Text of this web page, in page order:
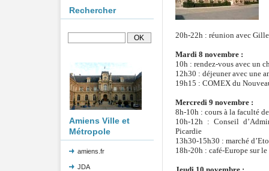
Rechercher
Amiens Ville et
Métropole
amiens.fr
JDA
20h-22h : réunion avec
Mardi 8 novembre :
10h : rendez-vous avec un
12h30 : déjeuner avec une
19h15 : COMEX du
Mercredi 9 novembre :
8h-10h : cours à la faculté
10h-12h : Conseil
Picardie
13h30-15h30 : marché
18h-20h : café-Europe sur